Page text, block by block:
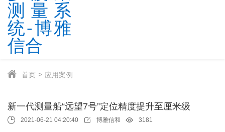
首页 应用案例
新一代测量船“远望7号”定位精度提升至厘米级
2021-06-21 04:20:40 博雅信和 3181